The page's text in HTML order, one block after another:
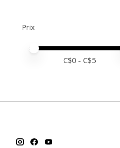
Prix
Prix minimum
Price maximum value
C$0 - C$5